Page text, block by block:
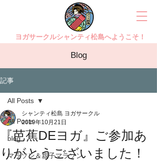
ヨガサークルシャンティ松島へようこそ！
Blog
記事
All Posts
blog
マラソン＆親子マラソン
All Posts
『芭蕉DEヨガ』ご参加あ
りがとうございました！
シャンティ松島 ヨガサークル
2019年10月21日